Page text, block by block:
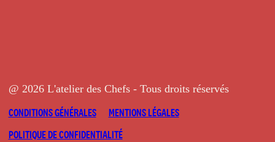
@ 2026 L'atelier des Chefs - Tous droits réservés
CONDITIONS GÉNÉRALES
MENTIONS LÉGALES
POLITIQUE DE CONFIDENTIALITÉ